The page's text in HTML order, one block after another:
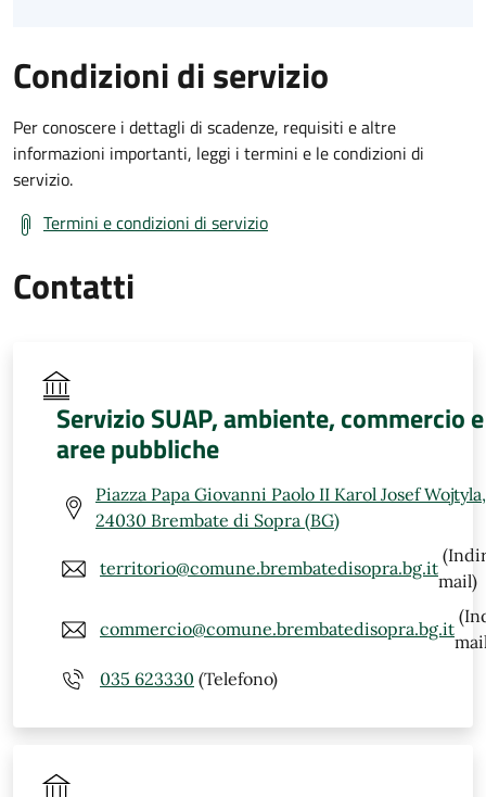
Condizioni di servizio
Per conoscere i dettagli di scadenze, requisiti e altre
informazioni importanti, leggi i termini e le condizioni di
servizio.
Termini e condizioni di servizio
Contatti
Servizio SUAP, ambiente, commercio e
aree pubbliche
Piazza Papa Giovanni Paolo II Karol Josef
24030 Brembate di Sopra (BG)
territorio@comune.brembatedisopra.bg.it
mail)
commercio@comune.brembatedisopra.bg.it
035 623330 (Telefono)